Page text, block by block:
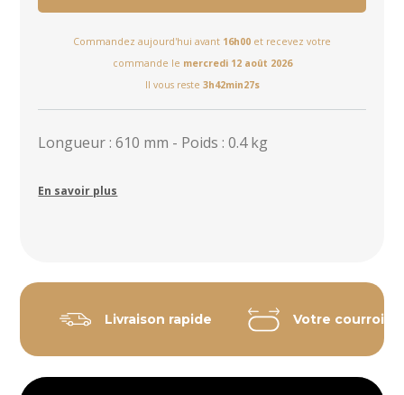
Commandez aujourd'hui avant 16h00 et recevez votre
commande le mercredi 12 août 2026
Il vous reste 3h42min27s
Longueur : 610 mm - Poids : 0.4 kg
En savoir plus
Livraison rapide Votre courroie